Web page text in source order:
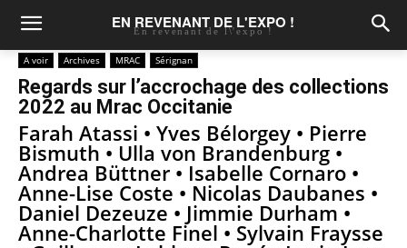
EN REVENANT DE L'EXPO !
En revenant de l\'expo !
A voir Archives MRAC Sérignan
Regards sur l’accrochage des collections
2022 au Mrac Occitanie
Farah Atassi • Yves Bélorgey • Pierre
Bismuth • Ulla von Brandenburg •
Andrea Büttner • Isabelle Cornaro •
Anne-Lise Coste • Nicolas Daubanes •
Daniel Dezeuze • Jimmie Durham •
Anne-Charlotte Finel • Sylvain Fraysse